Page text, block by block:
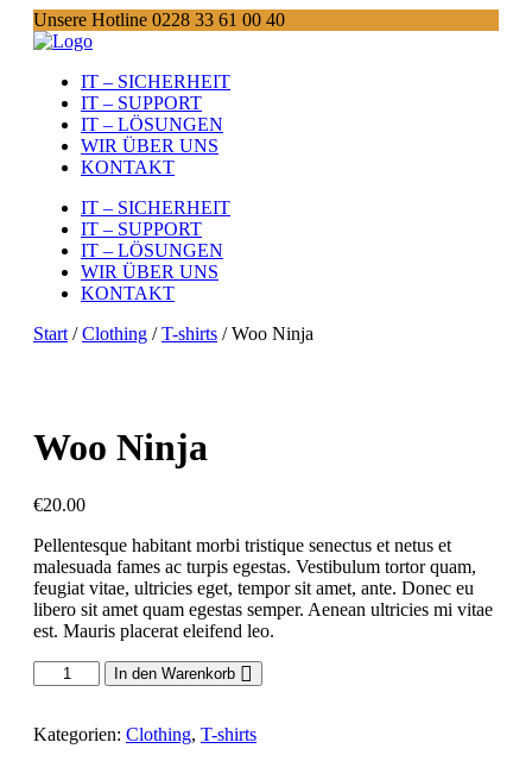
Unsere Hotline 0228 33 61 00 40
IT – SICHERHEIT
IT – SUPPORT
IT – LÖSUNGEN
WIR ÜBER UNS
KONTAKT
IT – SICHERHEIT
IT – SUPPORT
IT – LÖSUNGEN
WIR ÜBER UNS
KONTAKT
Start /Clothing /T-shirts / Woo Ninja
Woo Ninja
€20.00
Pellentesque habitant morbi tristique senectus et netus et
malesuada fames ac turpis egestas. Vestibulum tortor quam,
feugiat vitae, ultricies eget, tempor sit amet, ante. Donec eu
libero sit amet quam egestas semper. Aenean ultricies mi vitae
est. Mauris placerat eleifend leo.
Woo
Ninja
In den Warenkorb
Kategorien: Clothing, T-shirts